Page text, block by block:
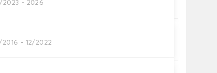
2023 - 2026
2016 - 12/2022
auto
per auto necessari.